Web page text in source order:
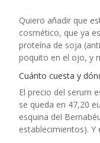
Quiero añadir que
cosmético, que ya
proteína de soja
poquito en el ojo, y
Cuánto cuesta y
El precio del serum
se queda en 47,20
esquina del
establecimientos).